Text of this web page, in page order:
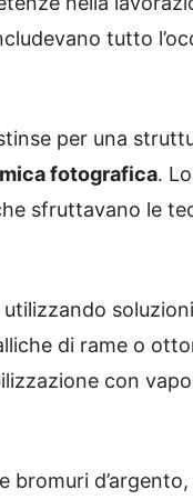
tutto
per una
fotografica.
sfruttavano le
di rame o
con
bromuri